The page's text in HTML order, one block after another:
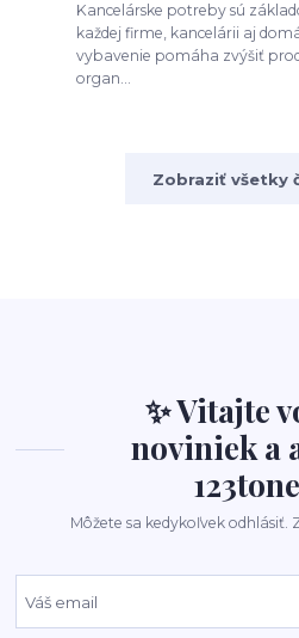
Kancelárske potreby sú
každej firme, kancelárii aj
vybavenie pomáha zvýšiť
organ...
Zobraziť všetky
✨ Vitajte
noviniek a
Môžete sa kedykoľvek odhlásiť.